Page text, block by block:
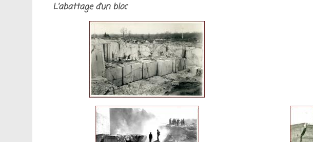
L’abattage d’un bloc